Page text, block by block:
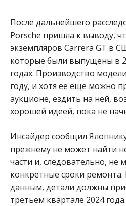
После дальнейшего
Porsche пришла к выводу,
экземпляров Carrera GT в
которые были выпущены в
годах. Производство
году, и хотя ее еще можно
аукционе, ездить на ней,
хорошей идеей, пока не
Инсайдер сообщил
прежнему не может найти
части и, следовательно, не
конкретные сроки
данным, детали должны
третьем квартале 2024